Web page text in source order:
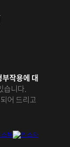
부작용에 대
습니다.
어 드리고